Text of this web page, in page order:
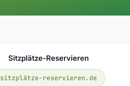
Sitzplätze-Reservieren
sitzplätze-reservieren.de